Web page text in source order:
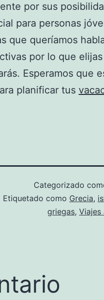
por sus
para personas
que queríamos
por lo que
Esperamos que
planificar tus
Categorizado
Etiquetado como Grecia,
griegas, Viajes